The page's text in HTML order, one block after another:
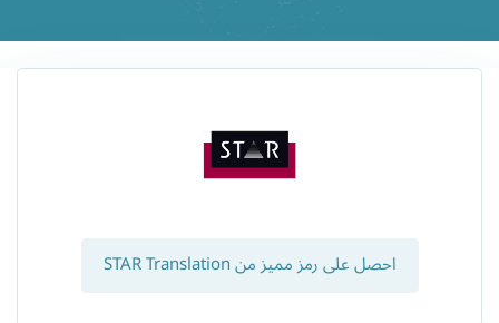
احصل على رمز مميز من STAR Translation